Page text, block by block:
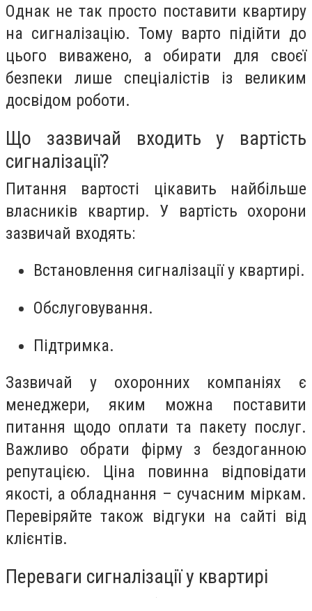
Однак не так просто поставити квартиру
на сигналізацію. Тому варто підійти до
цього виважено, а обирати для своєї
безпеки лише спеціалістів із великим
досвідом роботи.
Що зазвичай входить у вартість
сигналізації?
Питання вартості цікавить найбільше
власників квартир. У вартість охорони
зазвичай входять:
Встановлення сигналізації у квартирі.
Обслуговування.
Підтримка.
Зазвичай у охоронних компаніях є
менеджери, яким можна поставити
питання щодо оплати та пакету послуг.
Важливо обрати фірму з бездоганною
репутацією. Ціна повинна відповідати
якості, а обладнання – сучасним міркам.
Перевіряйте також відгуки на сайті від
клієнтів.
Переваги сигналізації у квартирі